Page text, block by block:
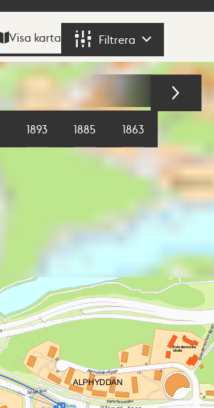
Visa karta Filtrera
1893 1885 1863